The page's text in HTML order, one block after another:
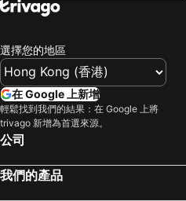
選擇您的地區
在 Google 上新增
輕鬆找到我們的結果：在 Google 上將
trivago 新增為首選來源。
公司
我們的產品